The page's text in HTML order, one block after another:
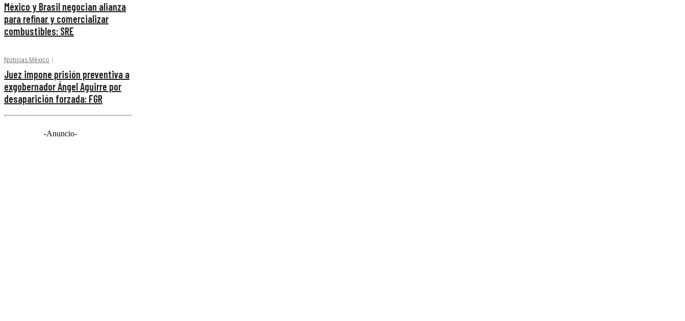
México y Brasil negocian alianza
para refinar y comercializar
combustibles: SRE
Noticias México
Juez impone prisión preventiva a
exgobernador Ángel Aguirre por
desaparición forzada: FGR
-Anuncio-